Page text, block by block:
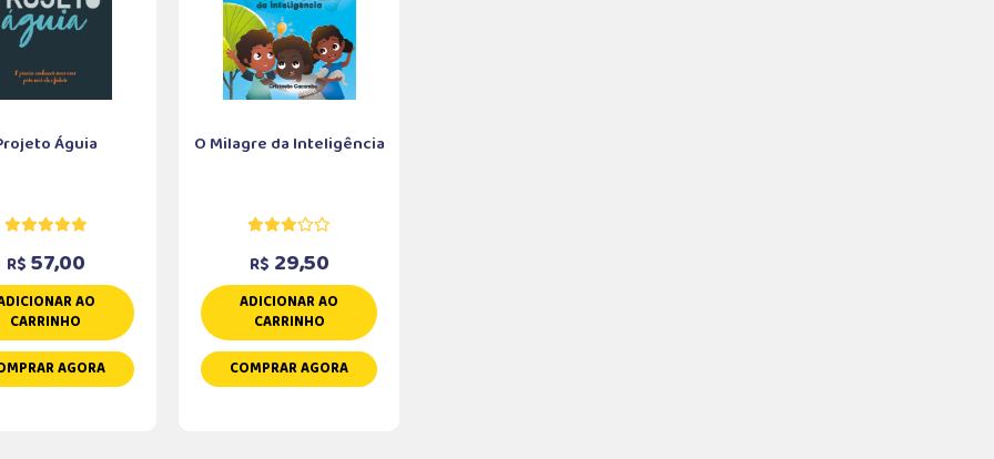
Águia
R$ 57,00
AO
CARRINHO
AGORA
O Milagre da Inteligência
R$ 29,50
ADICIONAR AO
CARRINHO
COMPRAR AGORA